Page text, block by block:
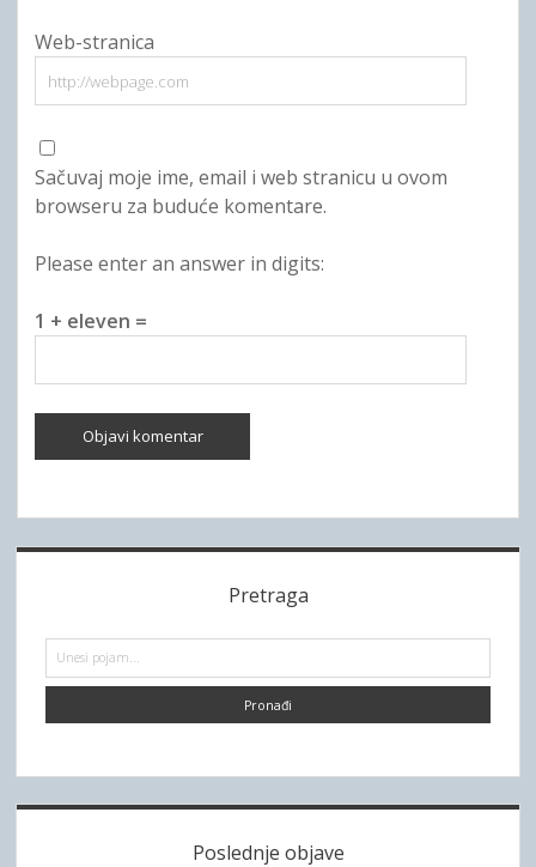
Web-stranica
Sačuvaj moje ime, email i web stranicu u ovom
browseru za buduće komentare.
Please enter an answer in digits:
1 + eleven =
a
Pretraga
e
g
a
Poslednje objave